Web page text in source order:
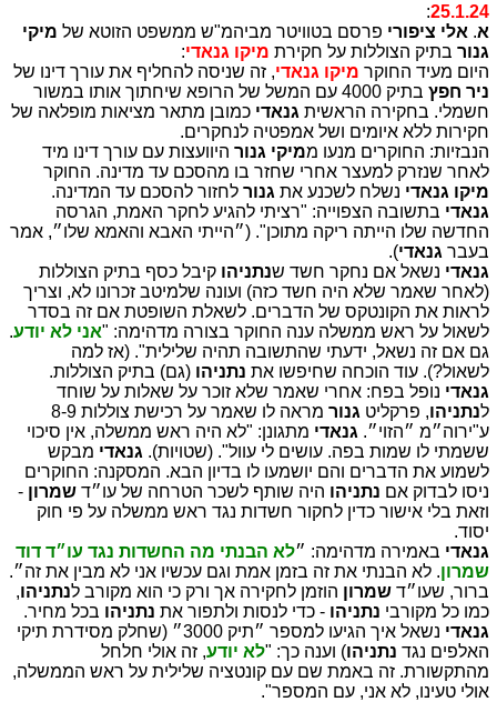
25.1.24
:
א. אלי ציפורי פרסם בטוויטר מביהמ"ש ממשפט הזוטא של מיקי
גנור בתיק הצוללות על חקירת מיקו גנאדי:
היום מעיד החוקר מיקו גנאדי, זה שניסה להחליף את עורך דינו של
ניר חפץ
בתיק 4000 עם המשל של הרופא שיחתוך אותו במשור
חשמלי. בחקירה הראשית גנאדי כמובן מתאר מציאות מופלאה של
חקירות ללא איומים ושל אמפטיה לנחקרים.
הנבזיות: החוקרים מנעו ממיקי גנור היוועצות עם עורך דינו מיד
לאחר שנזרק למעצר אחרי שחזר בו מהסכם עד מדינה. החוקר
מיקו גנאדי נשלח לשכנע את גנור לחזור להסכם עד המדינה.
גנאדי בתשובה הצפוייה: "רציתי להגיע לחקר האמת, הגרסה
החדשה שלו הייתה ריקה מתוכן". (״הייתי האבא והאמא שלו״, אמר
בעבר גנאדי).
גנאדי נשאל אם נחקר חשד שנתניהו קיבל כסף בתיק הצוללות
(לאחר שאמר שלא היה חשד כזה) ועונה שלמיטב זכרונו לא, וצריך
לראות את הקונטקס של הדברים. לשאלת השופטת אם זה בסדר
לשאול על ראש ממשלה ענה החוקר בצורה מדהימה: "אני לא יודע.
גם אם זה נשאל, ידעתי שהתשובה תהיה שלילית". (אז למה
לשאול?). עוד הוכחה שחיפשו את נתניהו (גם) בתיק הצוללות.
גנאדי נופל בפח: אחרי שאמר שלא זוכר על שאלות על שוחד
לנתניהו, פרקליט גנור
מראה לו שאמר על רכישת צוללות 8-9
ע"ירוה״מ ״הזוי״. גנאדי מתגונן: "לא היה ראש ממשלה, אין סיכוי
ששמתי לו שמות בפה. עושים לי עוול". (שטויות). גנאדי מבקש
לשמוע את הדברים והם יושמעו לו בדיון הבא. המסקנה: החוקרים
ניסו לבדוק אם נתניהו היה שותף לשכר הטרחה של עו״ד שמרון -
וזאת בלי אישור כדין לחקור חשדות נגד ראש ממשלה על פי חוק
יסוד.
גנאדי באמירה מדהימה: ״לא הבנתי מה החשדות נגד עו״ד דוד
שמרון. לא הבנתי את זה בזמן אמת וגם עכשיו אני לא מבין את זה״.
ברור, שעו״ד שמרון הוזמן לחקירה אך ורק כי הוא מקורב לנתניהו,
כמו כל מקורבי נתניהו - כדי לנסות ולתפור את נתניהו בכל מחיר.
גנאדי
נשאל איך הגיעו למספר ״תיק 3000״ (שחלק מסידרת תיקי
האלפים נגד נתניהו) וענה כך: "לא יודע, זה אולי חלחל
מהתקשורת. זה באמת שם עם קונטציה שלילית על ראש הממשלה,
אולי טעינו, לא אני, עם המספר".